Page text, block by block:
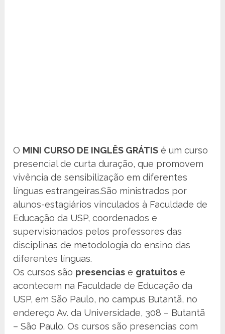
O MINI CURSO DE INGLÊS GRÁTIS é um curso
presencial de curta duração, que promovem
vivência de sensibilização em diferentes
línguas estrangeiras.São ministrados por
alunos-estagiários vinculados à Faculdade de
Educação da USP, coordenados e
supervisionados pelos professores das
disciplinas de metodologia do ensino das
diferentes línguas.
Os cursos são presencias e gratuitos e
acontecem na Faculdade de Educação da
USP, em São Paulo, no campus Butantã, no
endereço Av. da Universidade, 308 – Butantã
– São Paulo. Os cursos são presencias com